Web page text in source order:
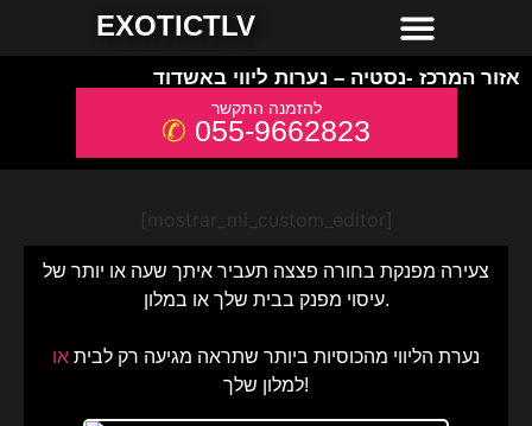
EXOTICTLV
אזור המרכז -נסטיה – נערות ליווי באשדוד
055-9662823
[mostrar_mi_custom_editor]
צעירה מפנקת בחורה פצצה תעביר איתך שעה או יותר של
עיסוי מפנק בבית שלך או במלון.
נערת הליווי מהכוסיות ביותר שתראה מגיעה רק לבית או
למלון שלך!